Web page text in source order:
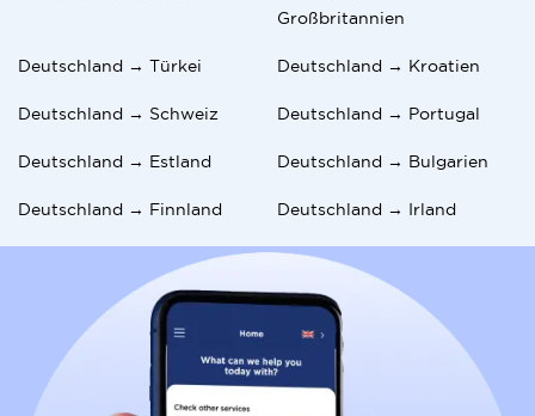
Großbritannien
Deutschland → Türkei Deutschland → Kroatien
Deutschland → Schweiz Deutschland → Portugal
Deutschland → Estland Deutschland → Bulgarien
Deutschland → Finnland Deutschland → Irland